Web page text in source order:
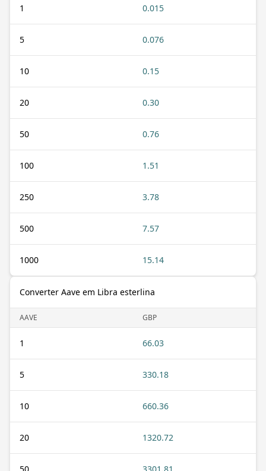
1 0.015
5 0.076
10 0.15
20 0.30
50 0.76
100 1.51
250 3.78
500 7.57
1000 15.14
Converter Aave em Libra esterlina
AAVE GBP
1 66.03
5 330.18
10 660.36
20 1320.72